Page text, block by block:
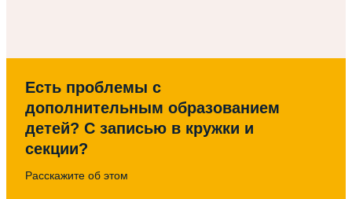
Есть проблемы с
дополнительным образованием
детей? С записью в кружки и
секции?
Расскажите об этом